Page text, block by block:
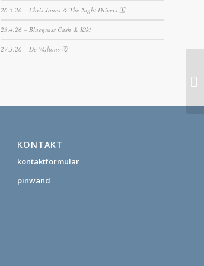
26.5.26 – Chris Jones & The Night Drivers 🗓
23.4.26 – Bluegrass Cash & Kiki
27.3.26 – De Waltons 🗓
KONTAKT
kontaktformular
pinwand